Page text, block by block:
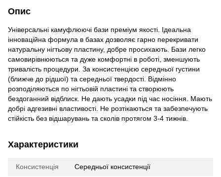
Опис
Універсальні камуфлюючі бази преміум якості. Ідеальна
інноваційна формула в базах дозволяє гарно перекривати
натуральну нігтьову пластину, добре просихають. Бази легко
самовирівнюються та дуже комфортні в роботі, зменшують
тривалість процедури. За консистенцією середньої густини
(ближче до рідшої) та середньої твердості. Відмінно
розподіляються по нігтьовій пластині та створюють
бездоганний відблиск. Не дають усадки під час носіння. Мають
добрі адгезивні властивості. Не розтікаються та забезпечують
стійкість без відшарувань та сколів протягом 3-4 тижнів.
Характеристики
Консистенція Середньої консистенції